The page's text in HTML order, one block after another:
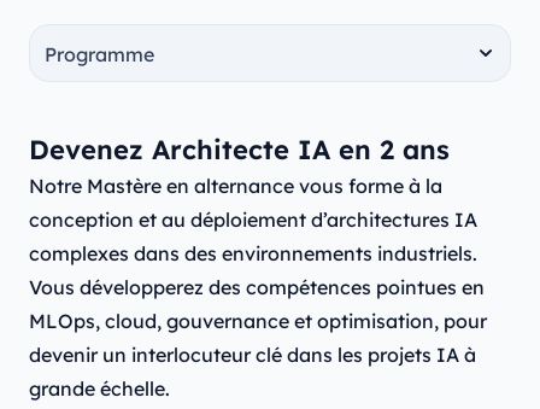
Devenez Architecte IA en 2 ans
Notre Mastère en alternance vous forme à la
conception et au déploiement d’architectures IA
complexes dans des environnements industriels.
Vous développerez des compétences pointues en
MLOps, cloud, gouvernance et optimisation, pour
devenir un interlocuteur clé dans les projets IA à
grande échelle.